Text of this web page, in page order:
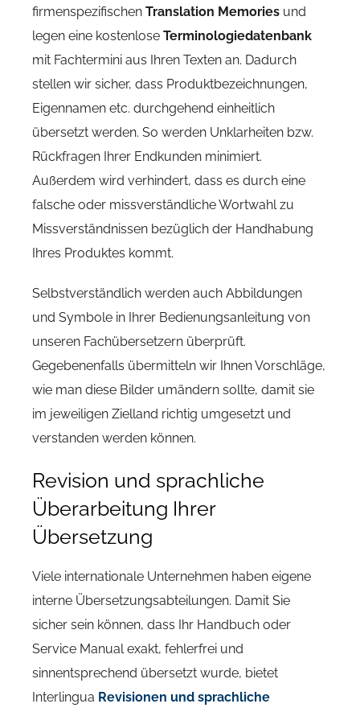
firmenspezifischen Translation Memories und
legen eine kostenlose Terminologiedatenbank
mit Fachtermini aus Ihren Texten an. Dadurch
stellen wir sicher, dass Produktbezeichnungen,
Eigennamen etc. durchgehend einheitlich
übersetzt werden. So werden Unklarheiten bzw.
Rückfragen Ihrer Endkunden minimiert.
Außerdem wird verhindert, dass es durch eine
falsche oder missverständliche Wortwahl zu
Missverständnissen bezüglich der Handhabung
Ihres Produktes kommt.
Selbstverständlich werden auch Abbildungen
und Symbole in Ihrer Bedienungsanleitung von
unseren Fachübersetzern überprüft.
Gegebenenfalls übermitteln wir Ihnen Vorschläge,
wie man diese Bilder umändern sollte, damit sie
im jeweiligen Zielland richtig umgesetzt und
verstanden werden können.
Revision und sprachliche
Überarbeitung Ihrer
Übersetzung
Viele internationale Unternehmen haben eigene
interne Übersetzungsabteilungen. Damit Sie
sicher sein können, dass Ihr Handbuch oder
Service Manual exakt, fehlerfrei und
sinnentsprechend übersetzt wurde, bietet
Interlingua Revisionen und sprachliche